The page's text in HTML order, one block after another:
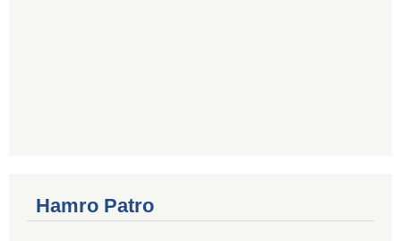
Hamro Patro